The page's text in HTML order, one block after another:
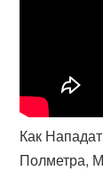
Как
Полметра,